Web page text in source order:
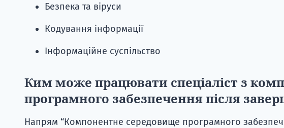
Безпека та віруси
Кодування інформації
Інформаційне суспільство
Ким може працювати спеціаліст з
програмного забезпечення після
Напрям “Компонентне середовище програмного